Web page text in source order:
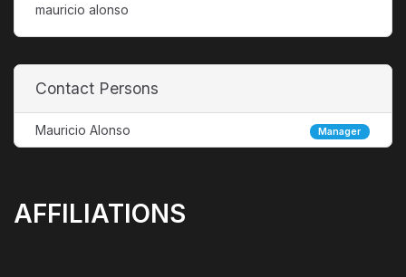
mauricio alonso
Contact Persons
Mauricio Alonso Manager
AFFILIATIONS